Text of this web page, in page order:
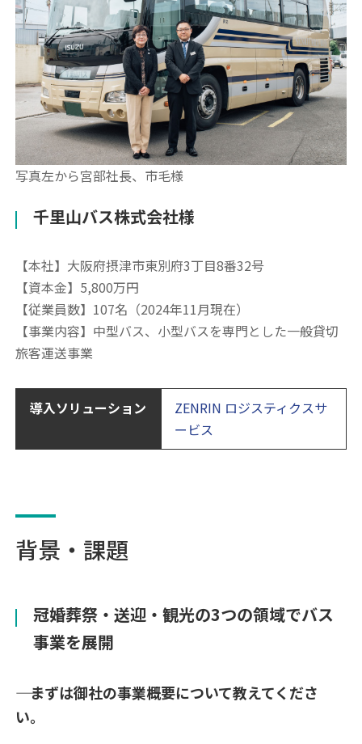
写真左から宮部社長、市毛様
千里山バス株式会社様
【本社】大阪府摂津市東別府3丁目8番32号
【資本金】5,800万円
【従業員数】107名（2024年11月現在）
【事業内容】中型バス、小型バスを専門とした一般貸切
旅客運送事業
導入ソリューション
ZENRIN ロジスティクスサ
ービス
背景・課題
冠婚葬祭・送迎・観光の3つの領域でバス
事業を展開
―― まずは御社の事業概要について教えてくださ
い。